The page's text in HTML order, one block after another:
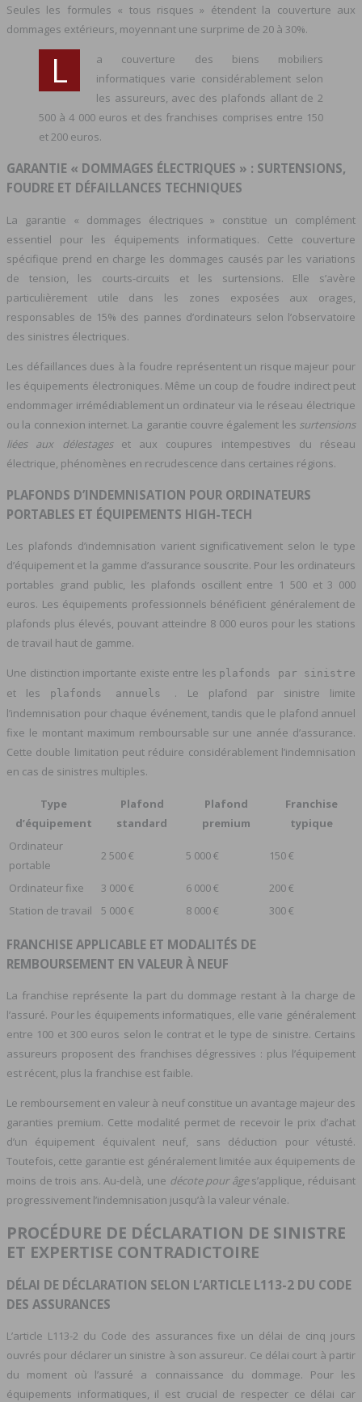
Seules les formules « tous risques » étendent la couverture aux
dommages extérieurs, moyennant une surprime de 20 à 30%.
L
a couverture des biens mobiliers
informatiques varie considérablement selon
les assureurs, avec des plafonds allant de 2
500 à 4 000 euros et des franchises comprises entre 150
et 200 euros.
GARANTIE « DOMMAGES ÉLECTRIQUES » : SURTENSIONS,
FOUDRE ET DÉFAILLANCES TECHNIQUES
La garantie « dommages électriques » constitue un complément
essentiel pour les équipements informatiques. Cette couverture
spécifique prend en charge les dommages causés par les variations
de tension, les courts-circuits et les surtensions. Elle s’avère
particulièrement utile dans les zones exposées aux orages,
responsables de 15% des pannes d’ordinateurs selon l’observatoire
des sinistres électriques.
Les défaillances dues à la foudre représentent un risque majeur pour
les équipements électroniques. Même un coup de foudre indirect peut
endommager irrémédiablement un ordinateur via le réseau électrique
ou la connexion internet. La garantie couvre également les surtensions
liées aux délestages et aux coupures intempestives du réseau
électrique, phénomènes en recrudescence dans certaines régions.
PLAFONDS D’INDEMNISATION POUR ORDINATEURS
PORTABLES ET ÉQUIPEMENTS HIGH-TECH
Les plafonds d’indemnisation varient significativement selon le type
d’équipement et la gamme d’assurance souscrite. Pour les ordinateurs
portables grand public, les plafonds oscillent entre 1 500 et 3 000
euros. Les équipements professionnels bénéficient généralement de
plafonds plus élevés, pouvant atteindre 8 000 euros pour les stations
de travail haut de gamme.
Une distinction importante existe entre les plafonds par sinistre
et les plafonds annuels . Le plafond par sinistre limite
l’indemnisation pour chaque événement, tandis que le plafond annuel
fixe le montant maximum remboursable sur une année d’assurance.
Cette double limitation peut réduire considérablement l’indemnisation
en cas de sinistres multiples.
Type
d’équipement
Plafond
standard
Plafond
premium
Franchise
typique
Ordinateur
portable
2 500 € 5 000 € 150 €
Ordinateur fixe 3 000 € 6 000 €
200 €
Station de travail
5 000 € 8 000 € 300 €
FRANCHISE APPLICABLE ET MODALITÉS DE
REMBOURSEMENT EN VALEUR À NEUF
La franchise représente la part du dommage restant à la charge de
l’assuré. Pour les équipements informatiques, elle varie généralement
entre 100 et 300 euros selon le contrat et le type de sinistre. Certains
assureurs proposent des franchises dégressives : plus l’équipement
est récent, plus la franchise est faible.
Le remboursement en valeur à neuf constitue un avantage majeur des
garanties premium. Cette modalité permet de recevoir le prix d’achat
d’un équipement équivalent neuf, sans déduction pour vétusté.
Toutefois, cette garantie est généralement limitée aux équipements de
moins de trois ans. Au-delà, une décote pour âges’applique, réduisant
progressivement l’indemnisation jusqu’à la valeur vénale.
PROCÉDURE DE DÉCLARATION DE SINISTRE
ET EXPERTISE CONTRADICTOIRE
DÉLAI DE DÉCLARATION SELON L’ARTICLE L113-2 DU CODE
DES ASSURANCES
L’article L113-2 du Code des assurances fixe un délai de cinq jours
ouvrés pour déclarer un sinistre à son assureur. Ce délai court à partir
du moment où l’assuré a connaissance du dommage. Pour les
équipements informatiques, il est crucial de respecter ce délai car